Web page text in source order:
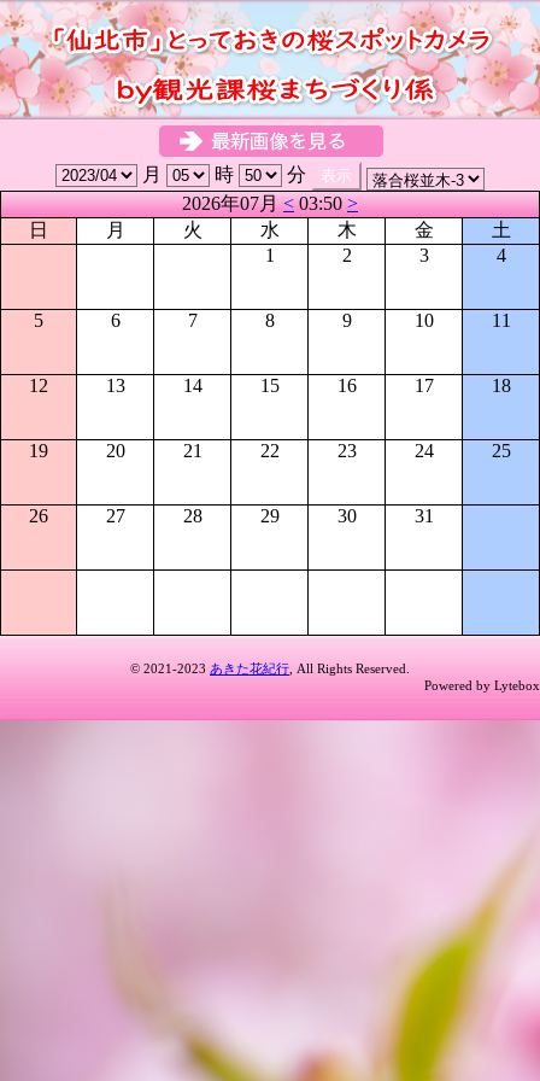
月 時
分
2026年07月<03:50>
日
月 火 水 木 金
土
1
2 3 4
5 6 7 8 9 10 11
12 13 14 15 16 17 18
19 20 21 22 23 24 25
26 27 28 29 30 31
© 2021-2023 あきた花紀行 , All Rights Reserved.
Powered by Lytebox